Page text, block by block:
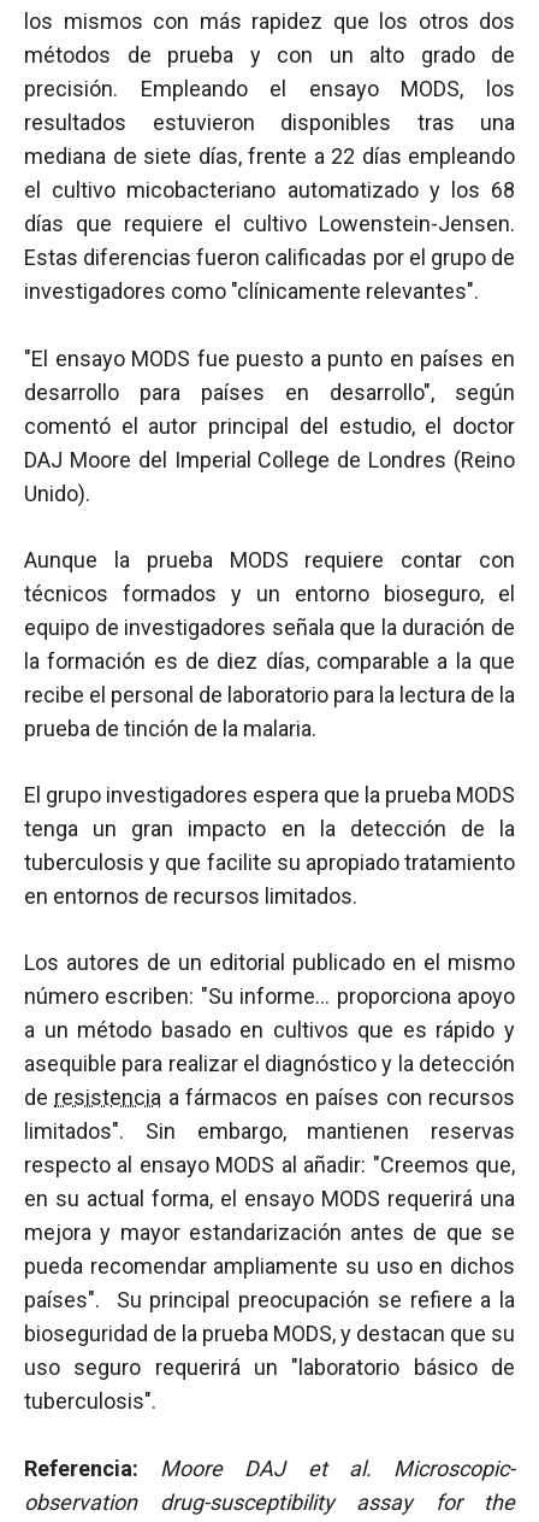
los mismos con más rapidez que los otros dos
métodos de prueba y con un alto grado de
precisión. Empleando el ensayo MODS, los
resultados estuvieron disponibles tras una
mediana de siete días, frente a 22 días empleando
el cultivo micobacteriano automatizado y los 68
días que requiere el cultivo Lowenstein-Jensen.
Estas diferencias fueron calificadas por el grupo de
investigadores como "clínicamente relevantes".
"El ensayo MODS fue puesto a punto en países en
desarrollo para países en desarrollo", según
comentó el autor principal del estudio, el doctor
DAJ Moore del Imperial College de Londres (Reino
Unido).
Aunque la prueba MODS requiere contar con
técnicos formados y un entorno bioseguro, el
equipo de investigadores señala que la duración de
la formación es de diez días, comparable a la que
recibe el personal de laboratorio para la lectura de la
prueba de tinción de la malaria.
El grupo investigadores espera que la prueba MODS
tenga un gran impacto en la detección de la
tuberculosis y que facilite su apropiado tratamiento
en entornos de recursos limitados.
Los autores de un editorial publicado en el mismo
número escriben: "Su informe… proporciona apoyo
a un método basado en cultivos que es rápido y
asequible para realizar el diagnóstico y la detección
de resistencia a fármacos en países con recursos
limitados". Sin embargo, mantienen reservas
respecto al ensayo MODS al añadir: "Creemos que,
en su actual forma, el ensayo MODS requerirá una
mejora y mayor estandarización antes de que se
pueda recomendar ampliamente su uso en dichos
países". Su principal preocupación se refiere a la
bioseguridad de la prueba MODS, y destacan que su
uso seguro requerirá un "laboratorio básico de
tuberculosis".
Referencia: Moore DAJ et al. Microscopic-
observation drug-susceptibility assay for the